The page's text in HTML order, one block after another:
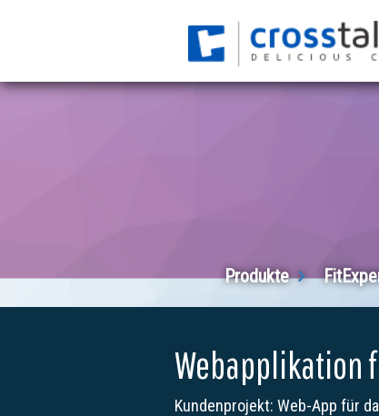
Produkte
Webapplikation
Kundenprojekt: Web-App für